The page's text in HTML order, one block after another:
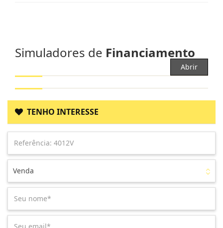
Simuladores de Financiamento
Abrir
TENHO INTERESSE
Venda